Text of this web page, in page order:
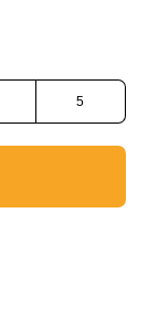
5